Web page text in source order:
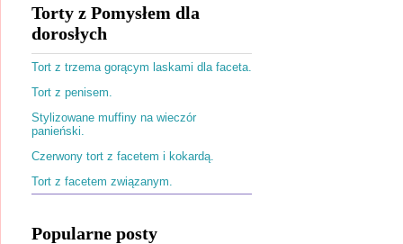
Torty z Pomysłem dla
dorosłych
Tort z trzema gorącym laskami dla faceta.
Tort z penisem.
Stylizowane muffiny na wieczór
panieński.
Czerwony tort z facetem i kokardą.
Tort z facetem związanym.
Popularne posty